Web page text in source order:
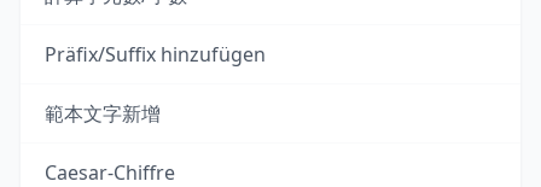
Präfix/Suffix hinzufügen
範本文字新增
Caesar-Chiffre